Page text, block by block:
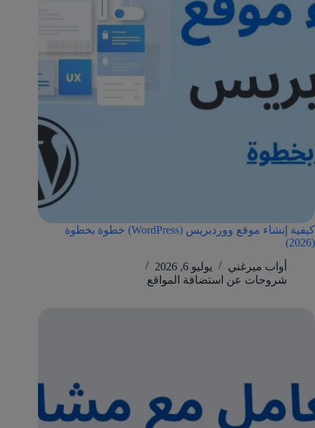
كيفية إنشاء موقع ووردبريس (WordPress) خطوة بخطوة
(2026)
أواب ميرغني
يوليو 6, 2026
شروحات عن استضافة المواقع